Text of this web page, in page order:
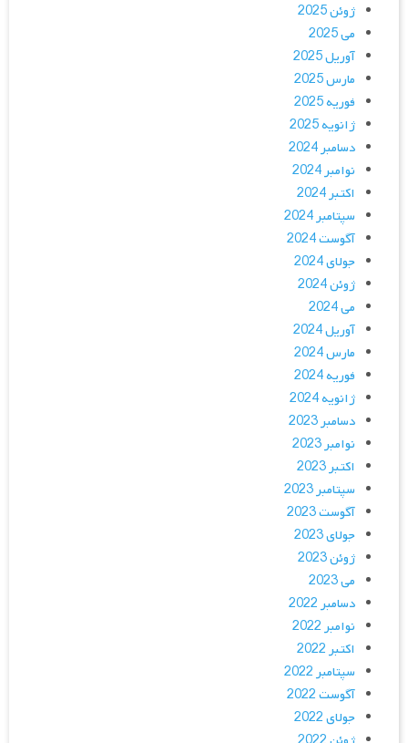
ژوئن 2025
می 2025
آوریل 2025
مارس 2025
فوریه 2025
ژانویه 2025
دسامبر 2024
نوامبر 2024
اکتبر 2024
سپتامبر 2024
آگوست 2024
جولای 2024
ژوئن 2024
می 2024
آوریل 2024
مارس 2024
فوریه 2024
ژانویه 2024
دسامبر 2023
نوامبر 2023
اکتبر 2023
سپتامبر 2023
آگوست 2023
جولای 2023
ژوئن 2023
می 2023
دسامبر 2022
نوامبر 2022
اکتبر 2022
سپتامبر 2022
آگوست 2022
جولای 2022